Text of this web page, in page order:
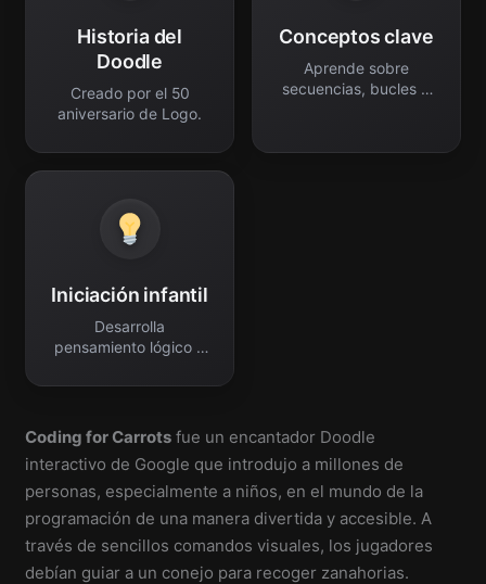
Historia del
Doodle
Creado por el 50
aniversario de Logo.
Conceptos clave
Aprende sobre
secuencias, bucles y
Iniciación infantil
Desarrolla
pensamiento lógico y
Coding for Carrots fue un encantador Doodle
interactivo de Google que introdujo a millones de
personas, especialmente a niños, en el mundo de la
programación de una manera divertida y accesible. A
través de sencillos comandos visuales, los jugadores
debían guiar a un conejo para recoger zanahorias.